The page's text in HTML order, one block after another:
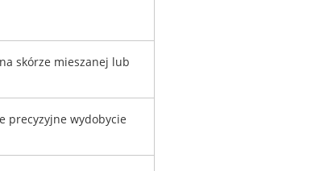
skórze mieszanej lub
precyzyjne wydobycie